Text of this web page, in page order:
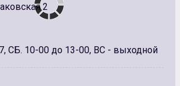
2
СБ. 10-00 до 13-00, ВС - выходной